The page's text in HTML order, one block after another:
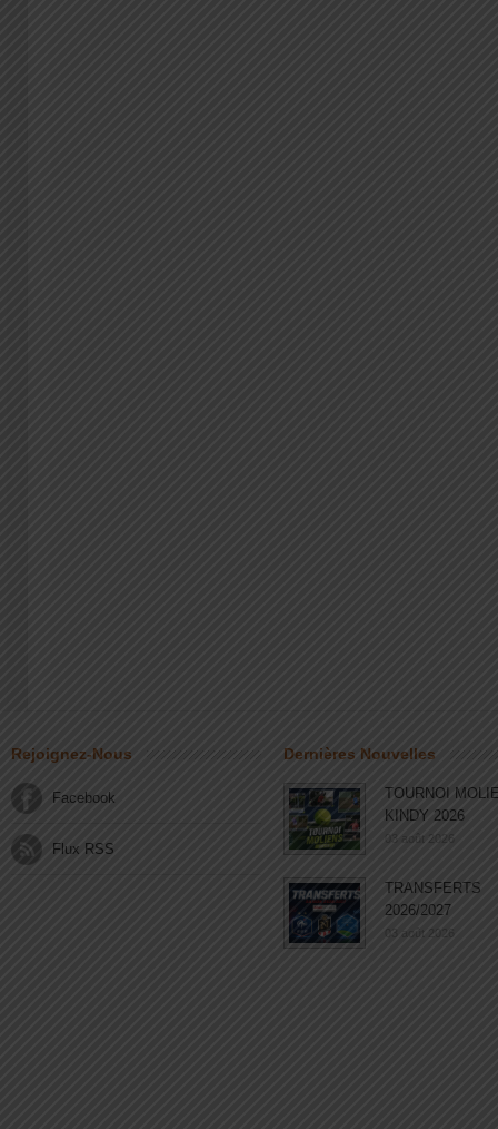
Rejoignez-Nous
Facebook
Flux RSS
Dernières Nouvelles
TOURNOI
KINDY 2026
03 août 2026
TRANSFERTS
2026/2027
03 août 2026